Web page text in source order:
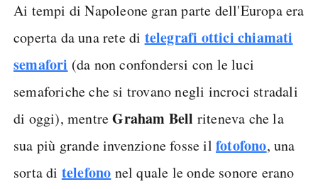
Ai tempi di Napoleone gran parte dell'Europa era
coperta da una rete di telegrafi ottici chiamati
semafori (da non confondersi con le luci
semaforiche che si trovano negli incroci stradali
di oggi), mentreGraham Bell riteneva che la
sua più grande invenzione fosse il fotofono, una
sorta di telefono nel quale le onde sonore erano